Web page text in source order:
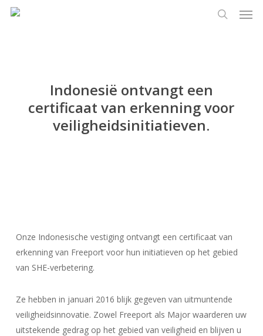
Indonesië ontvangt een
certificaat van erkenning voor
veiligheidsinitiatieven.
Onze Indonesische vestiging ontvangt een certificaat van
erkenning van Freeport voor hun initiatieven op het gebied
van SHE-verbetering.
Ze hebben in januari 2016 blijk gegeven van uitmuntende
veiligheidsinnovatie. Zowel Freeport als Major waarderen uw
uitstekende gedrag op het gebied van veiligheid en blijven u